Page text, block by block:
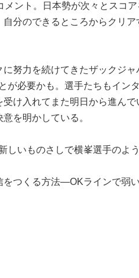
メント。日本勢が次々とスコ
分のできるところからクリ
努力を続けてきたザックジ
が必要かも。選手たちもイン
け入れてまた明日から進ん
を明かしている。
しいものさしで横峯選手のよ
をつくる方法—OKラインで弱